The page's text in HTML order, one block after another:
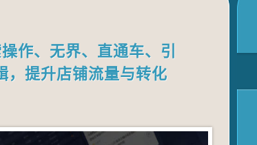
作、无界、直通车、引
，提升店铺流量与转化